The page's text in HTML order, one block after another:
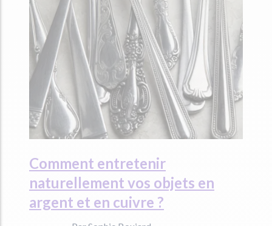
Comment entretenir
naturellement vos objets en
argent et en cuivre ?